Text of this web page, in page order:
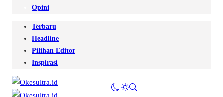
Opini
Terbaru
Headline
Pilihan Editor
Inspirasi